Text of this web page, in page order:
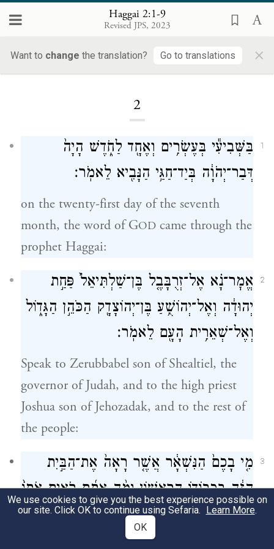
Haggai 2:1-9
Revised JPS, 2023
Want to change the translation? Go to translations ×
2
1
בַּשְּׁבִיעִ֕י בְּעֶשְׂרִ֥ים וְאֶחָ֖ד לַחֹ֑דֶשׁ הָיָה֙
דְּבַר־יְהֹוָ֔ה בְּיַד־חַגַּ֥י הַנָּבִ֖יא לֵאמֹֽר׃
on the twenty-first day of the seventh
month, the word of GOD came through the
prophet Haggai:
2
אֱמׇר־נָ֗א אֶל־זְרֻבָּבֶ֤ל בֶּן־שַׁלְתִּיאֵל֙ פַּחַ֣ת
יְהוּדָ֔ה וְאֶל־יְהוֹשֻׁ֥עַ בֶּן־יְהוֹצָדָ֖ק הַכֹּהֵ֣ן הַגָּד֑וֹל
וְאֶל־שְׁאֵרִ֥ית הָעָ֖ם לֵאמֹֽר׃
Speak to Zerubbabel son of Shealtiel, the
governor of Judah, and to the high priest
Joshua son of Jehozadak, and to the rest of
the people:
3
מִ֤י בָכֶם֙ הַנִּשְׁאָ֔ר אֲשֶׁ֤ר רָאָה֙ אֶת־הַבַּ֣יִת
הַזֶּ֔ה בִּכְבוֹד֖וֹ הָרִאשׁ֑וֹן וּמָ֨ה אַתֶּ֜ם רֹאִ֤ים אֹתוֹ֙
עַ֔תָּה הֲל֥וֹא כָמֹ֛הוּ כְּאַ֖יִן בְּעֵינֵיכֶֽם׃
We use cookies to give you the best experience possible on
our site. Click OK to continue using Sefaria. Learn More.
OK